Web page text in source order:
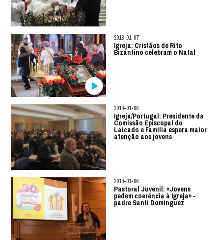
2018-01-07
Igreja: Cristãos de Rito
Bizantino celebram o Natal
2018-01-06
Igreja/Portugal: Presidente da
Comissão Episcopal do
Laicado e Família espera maior
atenção aos jovens
2018-01-06
Pastoral Juvenil: «Jovens
pedem coerência à Igreja» -
padre Santi Dominguez